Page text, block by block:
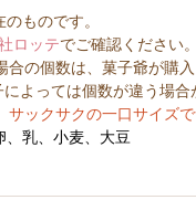
のものです。
ロッテでご確認ください
よっては個数が違う場
サックサクの一口サイズ
、乳、小麦、大豆